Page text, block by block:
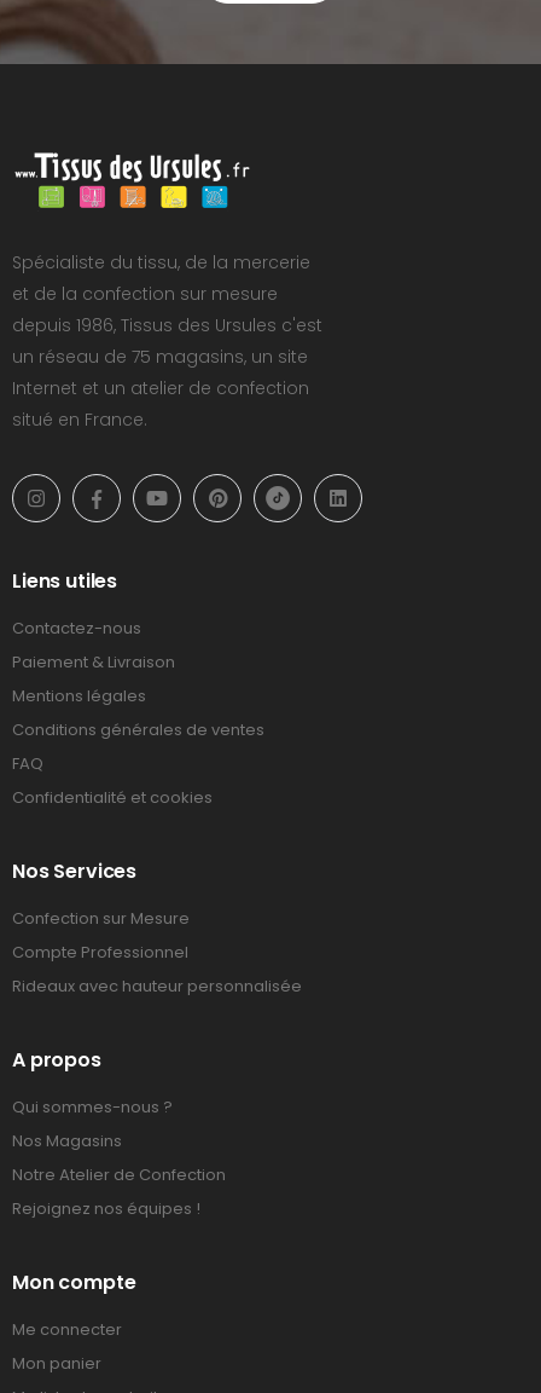
Spécialiste du tissu, de la mercerie
et de la confection sur mesure
depuis 1986, Tissus des Ursules c'est
un réseau de 75 magasins, un site
Internet et un atelier de confection
situé en France.
Liens utiles
Contactez-nous
Paiement & Livraison
Mentions légales
Conditions générales de ventes
FAQ
Confidentialité et cookies
Nos Services
Confection sur Mesure
Compte Professionnel
Rideaux avec hauteur personnalisée
A propos
Qui sommes-nous ?
Nos Magasins
Notre Atelier de Confection
Rejoignez nos équipes !
Mon compte
Me connecter
Mon panier